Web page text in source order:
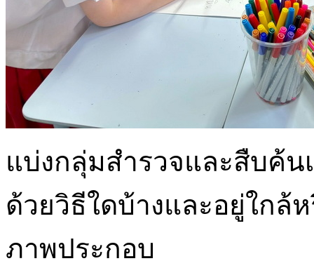
แบ่งกลุ่มสำรวจและสืบค้น
ด้วยวิธีใดบ้างและอยู่ใกล้
ภาพประกอบ